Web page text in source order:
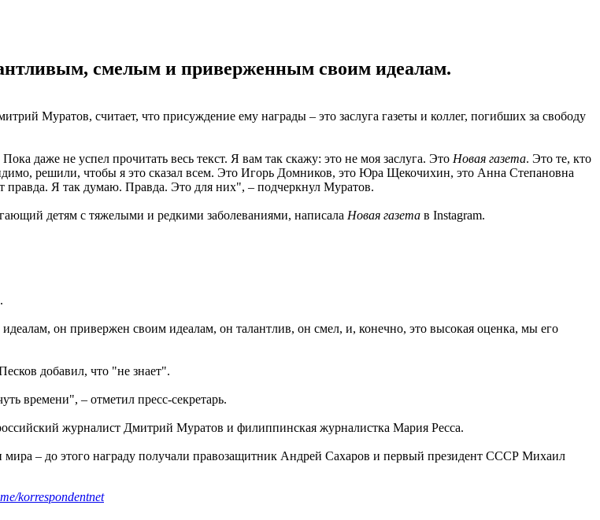
смелым и приверженным своим идеалам.
Муратов, считает, что присуждение ему награды – это заслуга газеты и коллег, погибших за свободу
даже не успел прочитать весь текст. Я вам так скажу: это не моя заслуга. Это Новая газета. Это те, кто
решили, чтобы я это сказал всем. Это Игорь Домников, это Юра Щекочихин, это Анна Степановна
правда. Я так думаю. Правда. Это для них", – подчеркнул Муратов.
детям с тяжелыми и редкими заболеваниями, написала Новая газета в Instagram.
он привержен своим идеалам, он талантлив, он смел, и, конечно, это высокая оценка, мы его
добавил, что "не знает".
времени", – отметил пресс-секретарь.
журналист Дмитрий Муратов и филиппинская журналистка Мария Ресса.
– до этого награду получали правозащитник Андрей Сахаров и первый президент СССР Михаил
korrespondentnet